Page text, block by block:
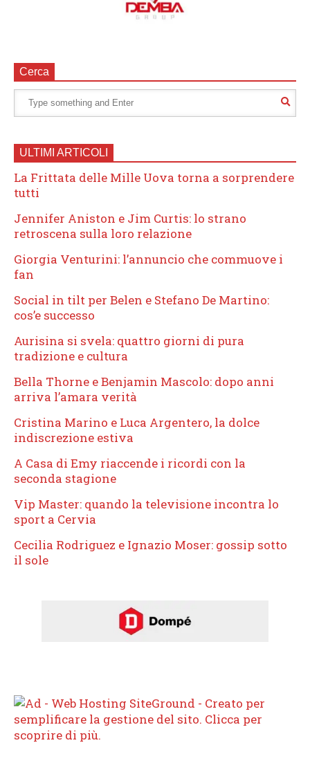
Cerca
ULTIMI ARTICOLI
La Frittata delle Mille Uova torna a sorprendere
tutti
Jennifer Aniston e Jim Curtis: lo strano
retroscena sulla loro relazione
Giorgia Venturini: l’annuncio che commuove i
fan
Social in tilt per Belen e Stefano De Martino:
cos’e successo
Aurisina si svela: quattro giorni di pura
tradizione e cultura
Bella Thorne e Benjamin Mascolo: dopo anni
arriva l’amara verità
Cristina Marino e Luca Argentero, la dolce
indiscrezione estiva
A Casa di Emy riaccende i ricordi con la
seconda stagione
Vip Master: quando la televisione incontra lo
sport a Cervia
Cecilia Rodriguez e Ignazio Moser: gossip sotto
il sole